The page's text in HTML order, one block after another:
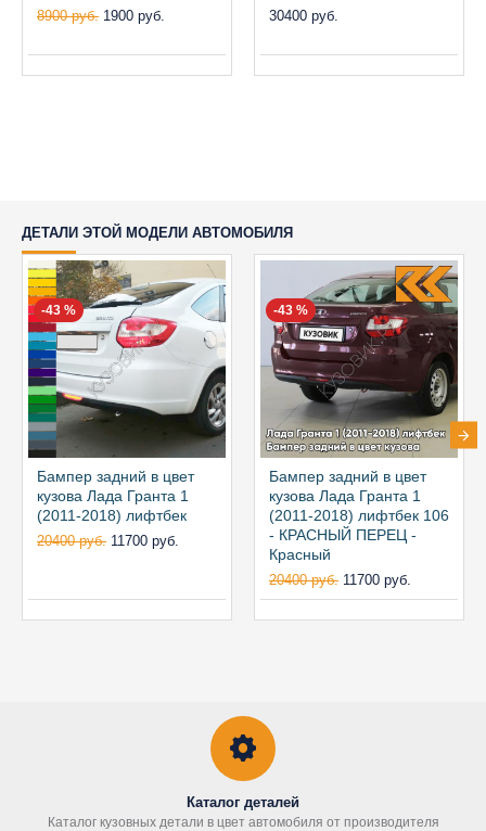
8900 руб. 1900 руб. 30400 руб.
ДЕТАЛИ ЭТОЙ МОДЕЛИ АВТОМОБИЛЯ
-43 %
Бампер задний в цвет
кузова Лада Гранта 1
(2011-2018) лифтбек
20400 руб. 11700 руб.
-43 %
Бампер задний в цвет
кузова Лада Гранта 1
(2011-2018) лифтбек 106
- КРАСНЫЙ ПЕРЕЦ -
Красный
20400 руб. 11700 руб.
Каталог деталей
Каталог кузовных детали в цвет автомобиля от производителя